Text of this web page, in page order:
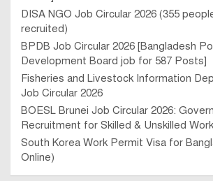
DISA NGO Job Circular 2026 (355
recruited)
BPDB Job Circular 2026 [Bangladesh
Development Board job for 587 Posts]
Fisheries and Livestock Information
Job Circular 2026
BOESL Brunei Job Circular 2026:
Recruitment for Skilled & Unskilled
South Korea Work Permit Visa for
Online)